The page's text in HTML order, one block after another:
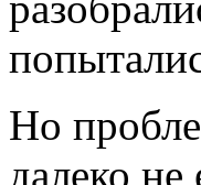
Но
далеко не